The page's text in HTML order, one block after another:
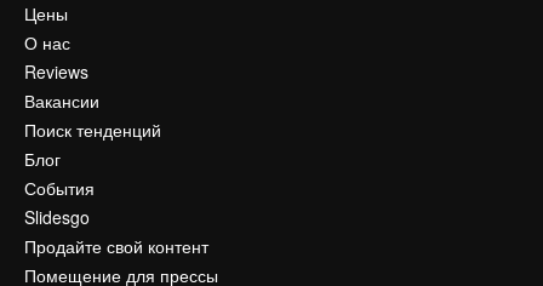
Цены
О нас
Reviews
Вакансии
Поиск тенденций
Блог
События
Slidesgo
Продайте свой контент
Помещение для прессы